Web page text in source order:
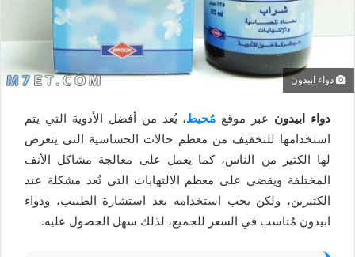
دواء ابيدون
دواء ابيدون عبر موقع مُحيط، يُعد من أفضل الأدوية التي يتم
استخدامها للتخفيف من معظم حالات الحساسية التي يتعرض
لها الكثير من الناس، كما يعمل على معالجة مشاكل الأنف
المختلفة ويقضي على معظم الالتهابات التي تُعد مشكلة عند
الكثيرين، ولكن يجب استخدامه بعد استشارة الطبيب، ودواء
ابيدون مُناسب في السعر للجميع، لذلك سهل الحصول عليه.